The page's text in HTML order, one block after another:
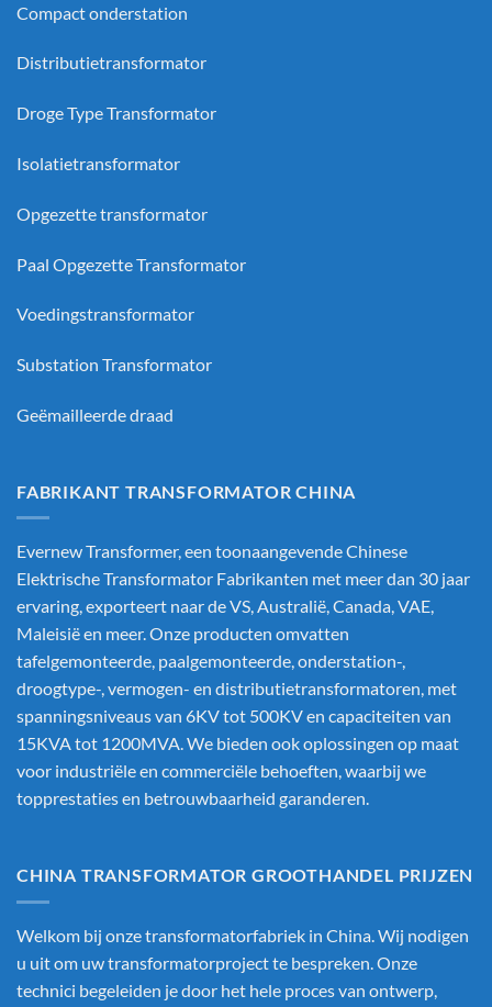
Compact onderstation
Distributietransformator
Droge Type Transformator
Isolatietransformator
Opgezette transformator
Paal Opgezette Transformator
Voedingstransformator
Substation Transformator
Geëmailleerde draad
FABRIKANT TRANSFORMATOR CHINA
Evernew Transformer, een toonaangevendeChinese
Elektrische Transformator Fabrikanten met meer dan 30 jaar
ervaring, exporteert naar de VS, Australië, Canada, VAE,
Maleisië en meer. Onze producten omvatten
tafelgemonteerde, paalgemonteerde, onderstation-,
droogtype-, vermogen- en distributietransformatoren, met
spanningsniveaus van 6KV tot 500KV en capaciteiten van
15KVA tot 1200MVA. We bieden ook oplossingen op maat
voor industriële en commerciële behoeften, waarbij we
topprestaties en betrouwbaarheid garanderen.
CHINA TRANSFORMATOR GROOTHANDEL PRIJZEN
Welkom bij onze transformatorfabriek in China. Wij nodigen
u uit om uw transformatorproject te bespreken. Onze
technici begeleiden je door het hele proces van ontwerp,